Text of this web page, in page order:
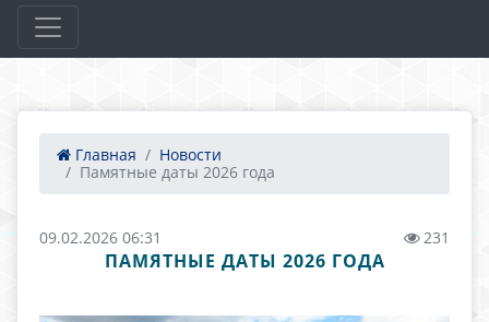
Главная
Новости
Памятные даты 2026 года
09.02.2026 06:31 231
ПАМЯТНЫЕ ДАТЫ 2026 ГОДА